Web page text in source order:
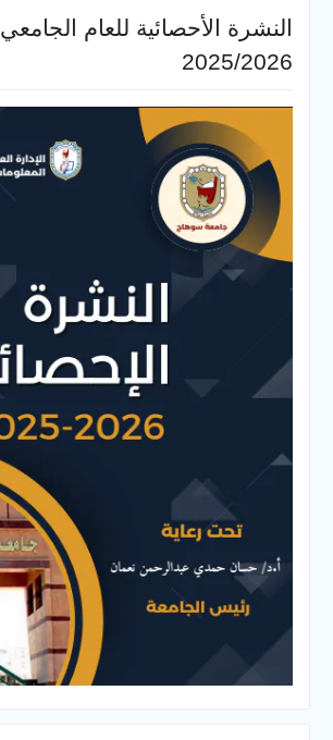
النشرة الأحصائية للعام الجامعي
2025/2026